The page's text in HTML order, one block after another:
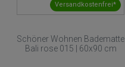
Versandkostenfrei*
Schöner Wohnen Badematte
Bali rose 015 | 60x90 cm